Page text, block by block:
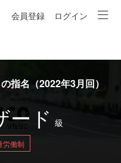
会員登録 ログイン
指名（2022年3月回）
ード 級
労働制